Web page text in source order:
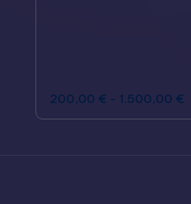
200,00 € - 1.500,00 €